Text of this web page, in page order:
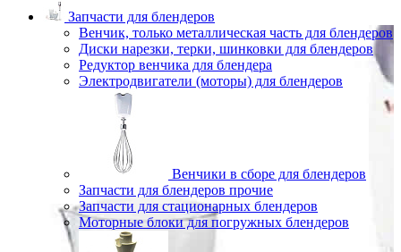
Запчасти для блендеров
Венчик, только металлическая часть для блендеров
Диски нарезки, терки, шинковки для блендеров
Редуктор венчика для блендера
Электродвигатели (моторы) для блендеров
Венчики в сборе для блендеров
Запчасти для блендеров прочие
Запчасти для стационарных блендеров
Моторные блоки для погружных блендеров